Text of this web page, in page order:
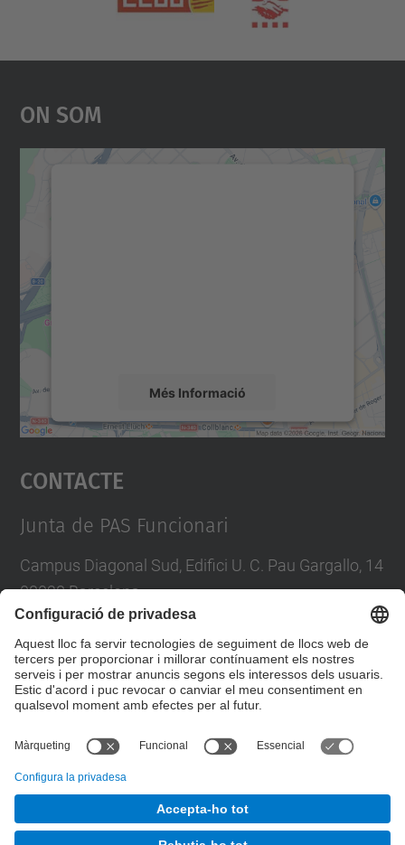
On Som
Més Informació
Accepta
powered by
Contacte
Junta de PAS Funcionari
Campus Diagonal Sud, Edifici U. C. Pau Gargallo, 14
08028 Barcelona
E-mail :junta.pasf@upc.edu
Formulari de contacte
Junta PAS Funcionari